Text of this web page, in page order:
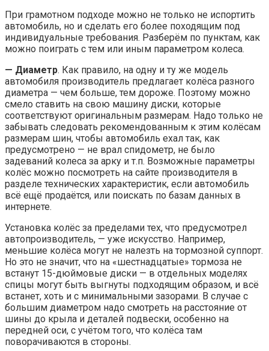
При грамотном подходе можно не только не испортить
автомобиль, но и сделать его более походящим под
индивидуальные требования. Разберём по пунктам, как
можно поиграть с тем или иным параметром колеса.
— Диаметр. Как правило, на одну и ту же модель
автомобиля производитель предлагает колёса разного
диаметра — чем больше, тем дороже. Поэтому можно
смело ставить на свою машину диски, которые
соответствуют оригинальным размерам. Надо только не
забывать следовать рекомендованным к этим колёсам
размерам шин, чтобы автомобиль ехал так, как
предусмотрено — не врал спидометр, не было
задеваний колеса за арку и т.п. Возможные параметры
колёс можно посмотреть на сайте производителя в
разделе технических характеристик, если автомобиль
всё ещё продаётся, или поискать по базам данных в
интернете.
Установка колёс за пределами тех, что предусмотрел
автопроизводитель, — уже искусство. Например,
меньшие колёса могут не налезть на тормозной суппорт.
Но это не значит, что на «шестнадцатые» тормоза не
встанут 15-дюймовые диски — в отдельных моделях
спицы могут быть выгнуты подходящим образом, и всё
встанет, хоть и с минимальными зазорами. В случае с
большим диаметром надо смотреть на расстояние от
шины до крыла и деталей подвески, особенно на
передней оси, с учётом того, что колёса там
поворачиваются в стороны.